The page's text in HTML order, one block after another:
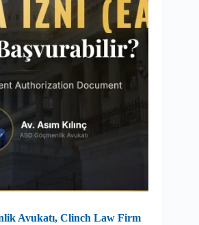
Avukatı, Clinch Law Firm